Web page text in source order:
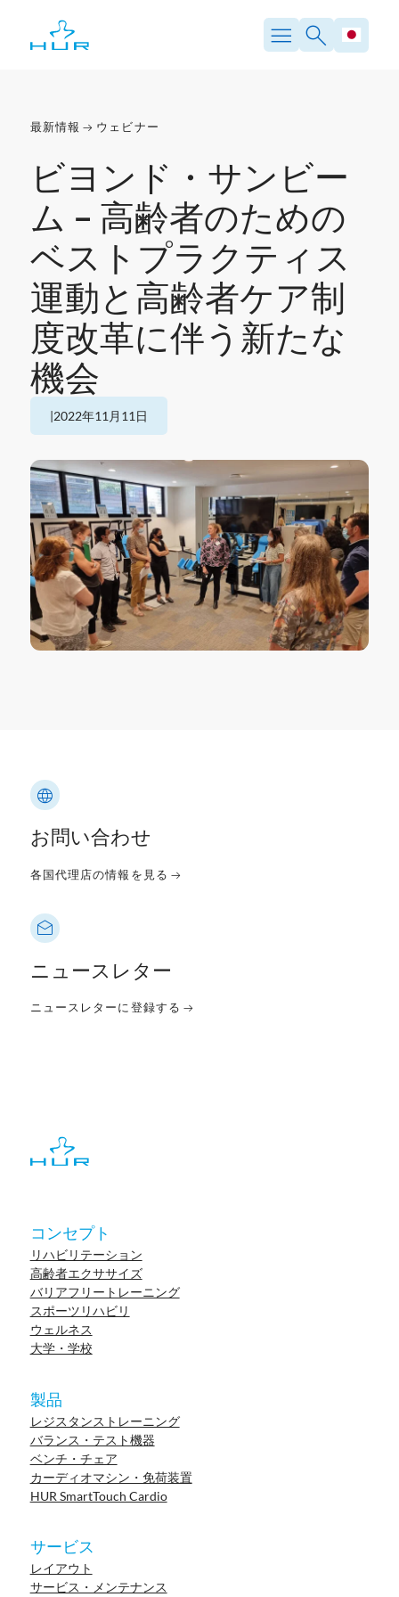
最新情報 ウェビナー
ビヨンド・サンビー
ム – 高齢者のための
ベストプラクティス
運動と高齢者ケア制
度改革に伴う新たな
機会
|2022年11月11日
お問い合わせ
各国代理店の情報を見る
ニュースレター
ニュースレターに登録する
コンセプト
リハビリテーション
高齢者エクササイズ
バリアフリートレーニング
スポーツリハビリ
ウェルネス
大学・学校
製品
レジスタンストレーニング
バランス・テスト機器
ベンチ・チェア
カーディオマシン・免荷装置
HUR SmartTouch Cardio
サービス
レイアウト
サービス・メンテナンス